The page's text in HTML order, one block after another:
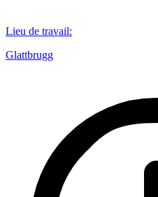
Lieu de travail:
Glattbrugg